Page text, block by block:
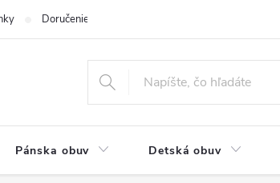
Doručenie a platba
Pánska obuv Detská obuv